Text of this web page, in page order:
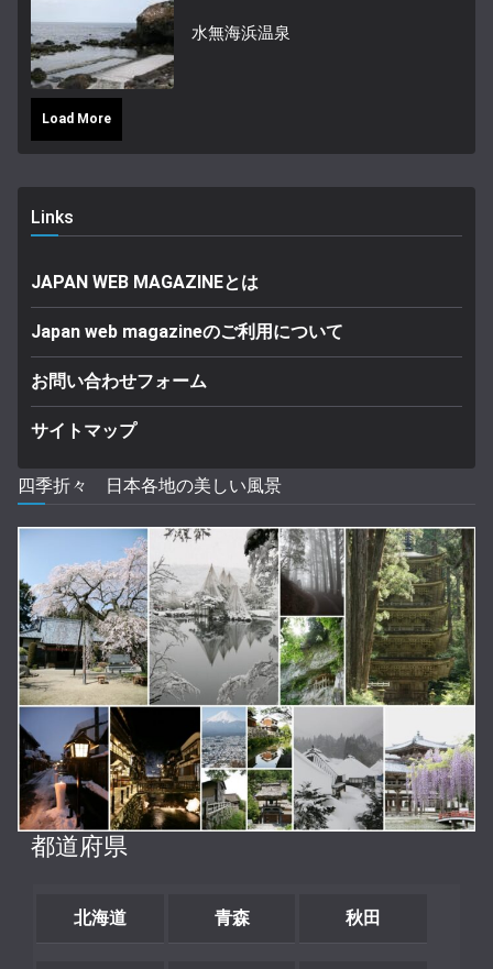
水無海浜温泉
Load More
Links
JAPAN WEB MAGAZINEとは
Japan web magazineのご利用について
お問い合わせフォーム
サイトマップ
四季折々 日本各地の美しい風景
都道府県
北海道 青森 秋田